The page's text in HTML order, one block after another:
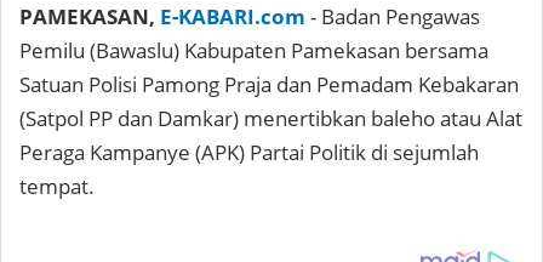
PAMEKASAN, E-KABARI.com - Badan Pengawas
Pemilu (Bawaslu) Kabupaten Pamekasan bersama
Satuan Polisi Pamong Praja dan Pemadam Kebakaran
(Satpol PP dan Damkar) menertibkan baleho atau Alat
Peraga Kampanye (APK) Partai Politik di sejumlah
tempat.